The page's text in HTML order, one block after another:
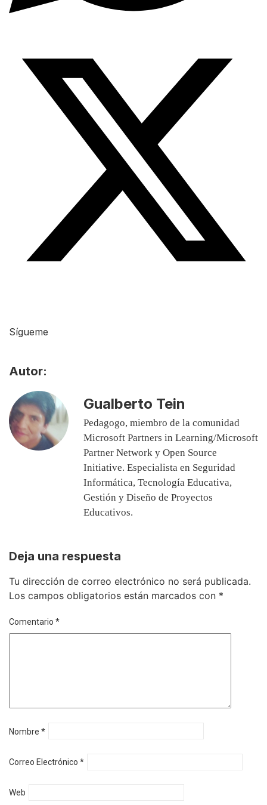
Sígueme
Autor:
Gualberto Tein
Pedagogo, miembro de la comunidad
Microsoft Partners in Learning/Microsoft
Partner Network y Open Source
Initiative. Especialista en Seguridad
Informática, Tecnología Educativa,
Gestión y Diseño de Proyectos
Educativos.
Deja una respuesta
Tu dirección de correo electrónico no será publicada.
Los campos obligatorios están marcados con *
Comentario *
Nombre *
Correo Electrónico *
Web